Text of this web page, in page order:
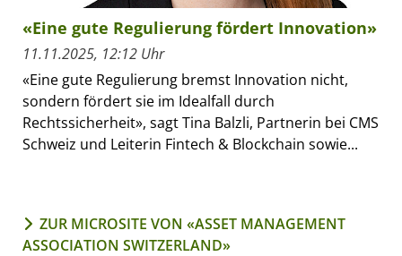
«Eine gute Regulierung fördert Innovation»
11.11.2025, 12:12 Uhr
«Eine gute Regulierung bremst Innovation nicht,
sondern fördert sie im Idealfall durch
Rechtssicherheit», sagt Tina Balzli, Partnerin bei CMS
Schweiz und Leiterin Fintech & Blockchain sowie...
ZUR MICROSITE VON «ASSET MANAGEMENT
ASSOCIATION SWITZERLAND»